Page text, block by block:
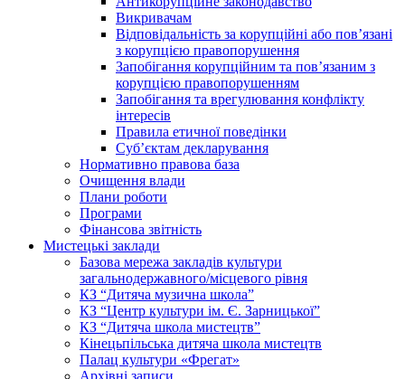
Викривачам
Відповідальність за корупційні або пов’язані
з корупцією правопорушення
Запобігання корупційним та пов’язаним з
корупцією правопорушенням
Запобігання та врегулювання конфлікту
інтересів
Правила етичної поведінки
Суб’єктам декларування
Нормативно правова база
Очищення влади
Плани роботи
Програми
Фінансова звітність
Мистецькі заклади
Базова мережа закладів культури
загальнодержавного/місцевого рівня
КЗ “Дитяча музична школа”
КЗ “Центр культури ім. Є. Зарницької”
КЗ “Дитяча школа мистецтв”
Кінецьпільська дитяча школа мистецтв
Палац культури «Фрегат»
Архівні записи